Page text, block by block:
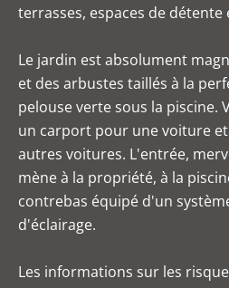
terrasses, espaces de détente
Le jardin est absolument
et des arbustes taillés à la
pelouse verte sous la piscine.
un carport pour une voiture
autres voitures. L'entrée,
mène à la propriété, à la
contrebas équipé d'un
d'éclairage.
Les informations sur les